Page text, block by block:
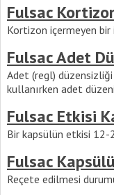
Fulsac
Kortizon içermeyen bir
Fulsac Adet
Adet (regl) düzensizliği
kullanırken adet
Fulsac Etkisi
Bir kapsülün etkisi 12-
Fulsac
Reçete edilmesi